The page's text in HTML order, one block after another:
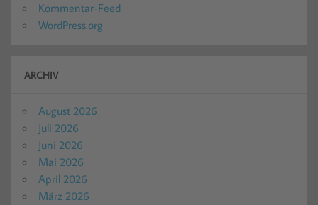
Kommentar-Feed
WordPress.org
ARCHIV
August 2026
Juli 2026
Juni 2026
Mai 2026
April 2026
März 2026